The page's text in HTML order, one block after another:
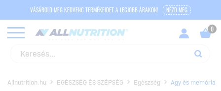
VÁSÁROLD MEG KEDVENC TERMÉKEIDET A LEGJOBB ÁRAKON! NÉZD MEG
Allnutrition.hu EGÉSZSÉG ÉS SZÉPSÉG Egészség Agy és memória